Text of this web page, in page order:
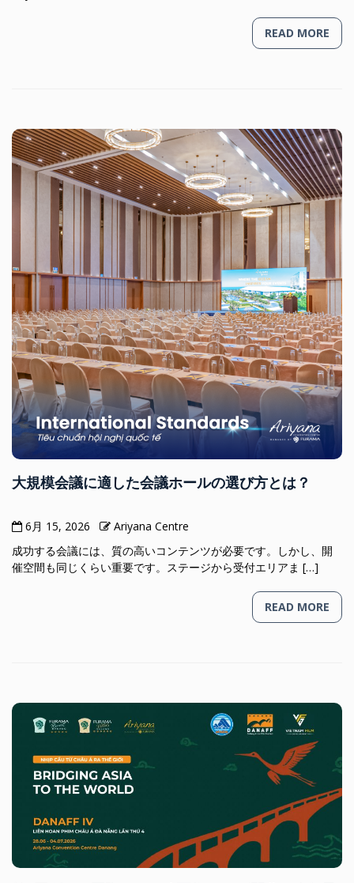
READ MORE
大規模会議に適した会議ホールの選び方とは？
6月 15, 2026
Ariyana Centre
成功する会議には、質の高いコンテンツが必要です。しかし、開
催空間も同じくらい重要です。ステージから受付エリアま […]
READ MORE